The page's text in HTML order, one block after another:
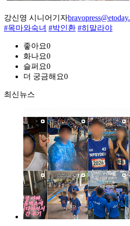
강신영 시니어기자
#목마와숙녀 #박인환 #히말라야
좋아요0
화나요0
슬퍼요0
더 궁금해요0
최신뉴스